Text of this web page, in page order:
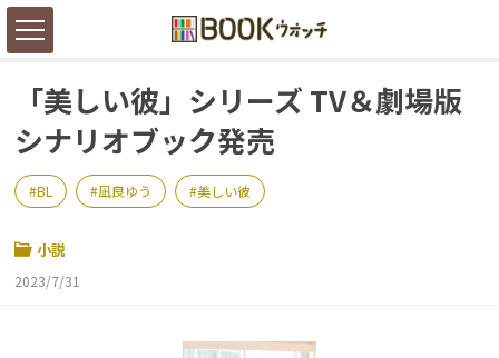
「美しい彼」シリーズ TV＆劇場版
シナリオブック発売
BL 凪良ゆう 美しい彼
小説
2023/7/31